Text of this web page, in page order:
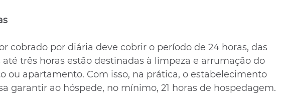
cobrado por diária deve cobrir o período de 24 horas, das
até três horas estão destinadas à limpeza e arrumação do
ou apartamento. Com isso, na prática, o estabelecimento
garantir ao hóspede, no mínimo, 21 horas de hospedagem.